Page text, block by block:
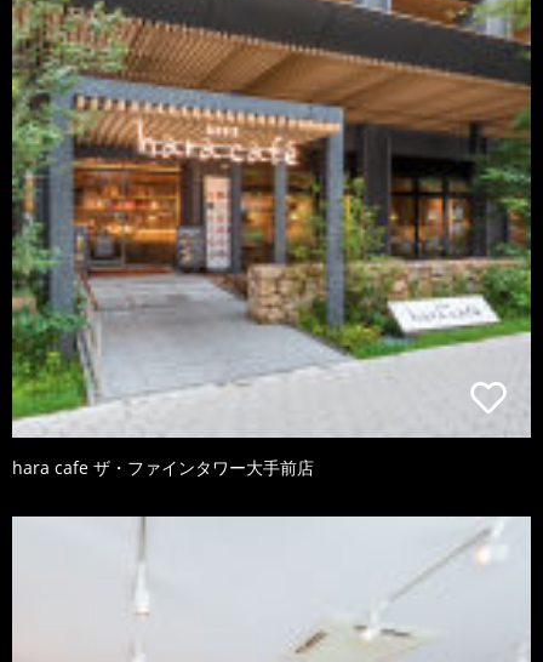
hara cafe ザ・ファインタワー大手前店